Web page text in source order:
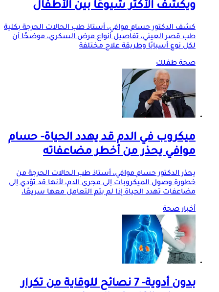
ويكشف الأكثر شيوعًا بين الأطفال
كشف الدكتور حسام موافي، أستاذ طب الحالات الحرجة بكلية
طب قصر العيني، تفاصيل أنواع مرض السكري، موضحًا أن
لكل نوع أسبابًا وطريقة علاج مختلفة
صحة طفلك
ميكروب في الدم قد يهدد الحياة- حسام
موافي يحذر من أخطر مضاعفاته
يحذر الدكتور حسام موافي، أستاذ طب الحالات الحرجة من
خطورة وصول الميكروبات إلى مجرى الدم، لأنها قد تؤدي إلى
مضاعفات تهدد الحياة إذا لم يتم التعامل معها سريعًا،
أخبار صحة
بدون أدوية- 7 نصائح للوقاية من تكرار